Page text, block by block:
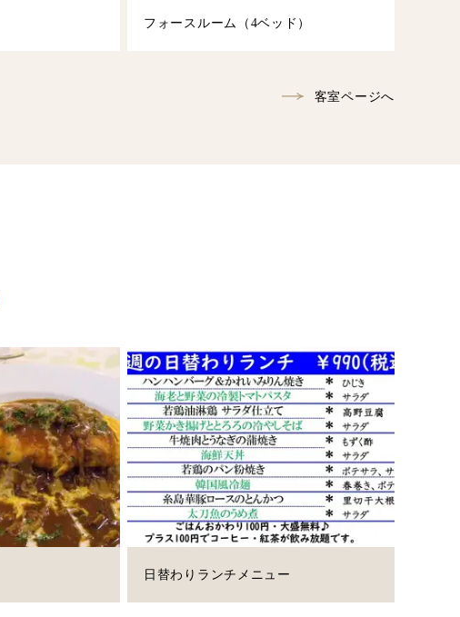
フォースルーム（4ベッド）
客室ページへ
日替わりランチメニュー